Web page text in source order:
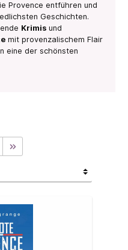
Provence entführen und
Geschichten.
Krimis und
mit provenzalischem Flair
eine der schönsten